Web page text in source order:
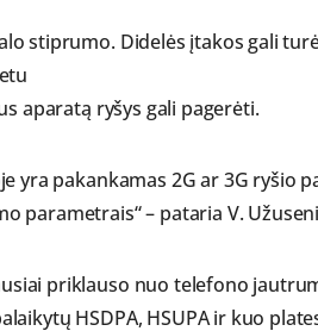
stiprumo. Didelės įtakos gali
aparatą ryšys gali pagerėti.
yra pakankamas 2G ar 3G ryšio
parametrais“ – pataria V.
priklauso nuo telefono
HSDPA, HSUPA ir kuo